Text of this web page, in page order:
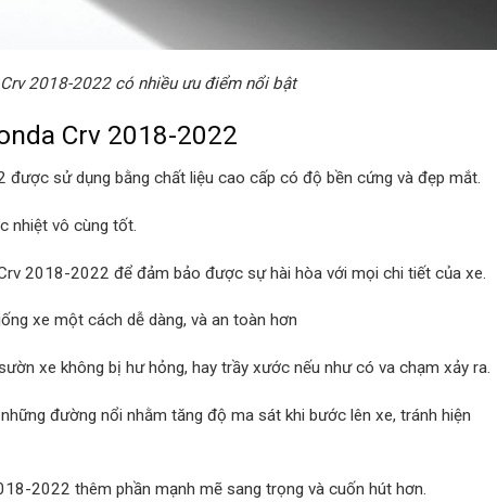
2018-2022 có nhiều ưu điểm nổi bật
Crv 2018-2022
sử dụng bằng chất liệu cao cấp có độ bền cứng và đẹp mắt.
nhiệt vô cùng tốt.
2018-2022 để đảm bảo được sự hài hòa với mọi chi tiết của xe.
xe một cách dễ dàng, và an toàn hơn
xe không bị hư hỏng, hay trầy xước nếu như có va chạm xảy ra.
đường nổi nhằm tăng độ ma sát khi bước lên xe, tránh hiện
2022 thêm phần mạnh mẽ sang trọng và cuốn hút hơn.